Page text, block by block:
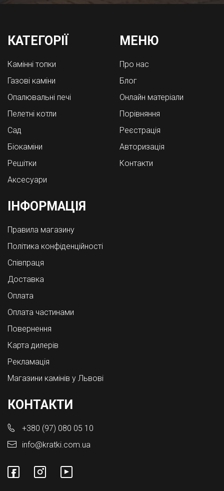
КАТЕГОРІЇ
Камінні топки
Газові каміни
Опалювальні печі
Пелетні котли
Cад
Біокаміни
Решітки
Аксесуари
МЕНЮ
Про нас
Блог
Онлайн матеріали
Порівняння
Реєстрація
Авторизація
Контакти
ІНФОРМАЦІЯ
Правила магазину
Політика конфіденційності
Співпраця
Доставка
Оплата
Оплата частинами
Повернення
Карта дилерів
Рекламація
Магазини камінів у Львові
КОНТАКТИ
+380 (97) 080 05 10
info@kratki.com.ua